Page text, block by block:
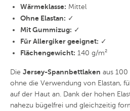
Wärmeklasse: Mittel
Ohne Elastan: ✓
Mit Gummizug: ✓
Für Allergiker geeignet: ✓
Flächengewicht: 140 g/m²
Die Jersey-Spannbettlaken aus
ohne die Verwendung von Elastan,
auf der Haut an. Dank der hohen
nahezu bügelfrei und gleichzeitig